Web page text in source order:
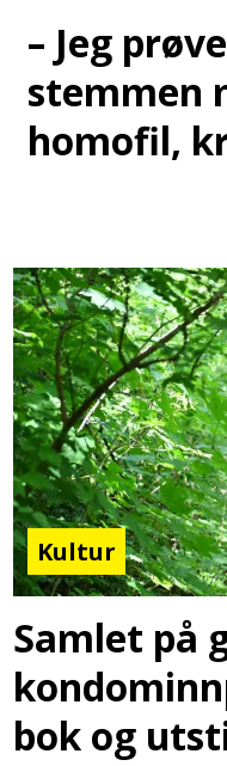
– Jeg
stemmen
homofil,
Kultur
Samlet på
bok og